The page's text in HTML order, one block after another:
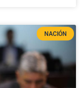
NACIÓN